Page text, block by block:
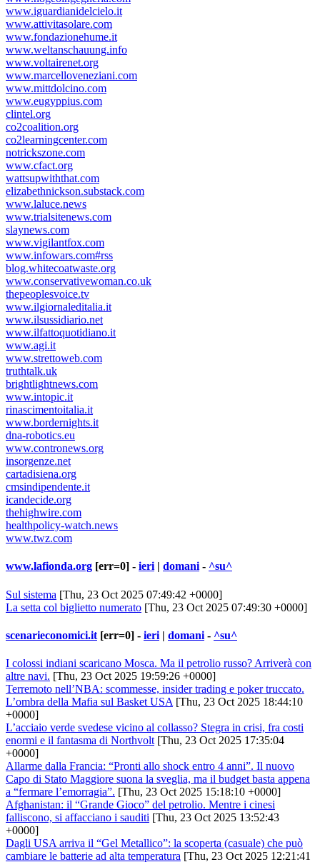
www.iguardianidelcielo.it
www.attivitasolare.com
www.fondazionehume.it
www.weltanschauung.info
www.voltairenet.org
www.marcelloveneziani.com
www.mittdolcino.com
www.eugyppius.com
clintel.org
co2coalition.org
co2learningcenter.com
notrickszone.com
www.cfact.org
wattsupwiththat.com
elizabethnickson.substack.com
www.laluce.news
www.trialsitenews.com
slaynews.com
www.vigilantfox.com
www.infowars.com#rss
blog.whitecoatwaste.org
www.conservativewoman.co.uk
thepeoplesvoice.tv
www.ilgiornaleditalia.it
www.ilsussidiario.net
www.ilfattoquotidiano.it
www.agi.it
www.strettoweb.com
truthtalk.uk
brightlightnews.com
www.intopic.it
rinascimentoitalia.it
www.bordernights.it
dna-robotics.eu
www.contronews.org
insorgenze.net
cartadisiena.org
cmsindipendente.it
icandecide.org
thehighwire.com
healthpolicy-watch.news
www.twz.com
www.lafionda.org [err=0] - ieri | domani - ^su^
Sul sistema [Thu, 23 Oct 2025 07:49:42 +0000]
La setta col biglietto numerato [Thu, 23 Oct 2025 07:49:30 +0000]
scenarieconomici.it [err=0] - ieri | domani - ^su^
I colossi indiani scaricano Mosca. Ma il petrolio russo? Arriverà con
altre navi. [Thu, 23 Oct 2025 19:59:26 +0000]
Terremoto nell’NBA: scommesse, insider trading e poker truccato.
L’ombra della Mafia sul Basket USA [Thu, 23 Oct 2025 18:44:10
+0000]
L’acciaio verde svedese vicino al collasso? Stegra in crisi, fra costi
enormi e il fantasma di Northvolt [Thu, 23 Oct 2025 17:35:04
+0000]
Allarme dalla Francia: “Pronti allo shock entro 4 anni”. Il nuovo
Capo di Stato Maggiore suona la sveglia, ma il budget basta appena
a “fermare l’emorragia”. [Thu, 23 Oct 2025 15:18:10 +0000]
Afghanistan: il “Grande Gioco” del petrolio. Mentre i cinesi
falliscono, si affacciano i sauditi [Thu, 23 Oct 2025 13:52:43
+0000]
Dagli USA arriva il “Gel Metallico”: la scoperta (casuale) che può
cambiare le batterie ad alta temperatura [Thu, 23 Oct 2025 12:21:41